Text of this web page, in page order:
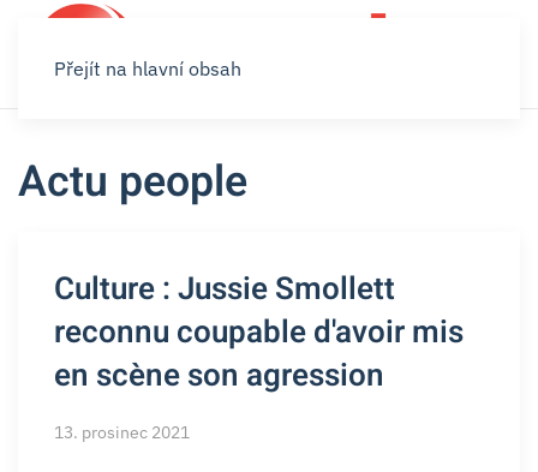
Přejít na hlavní obsah
Actu people
Culture : Jussie Smollett
reconnu coupable d'avoir mis
en scène son agression
13. prosinec 2021